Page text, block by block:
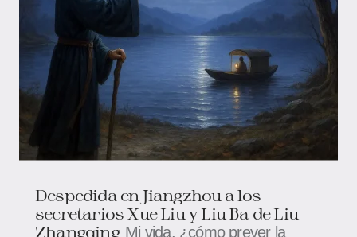
Despedida en Jiangzhou a los
secretarios Xue Liu y Liu Ba de Liu
Zhangqing Mi vida, ¿cómo prever la